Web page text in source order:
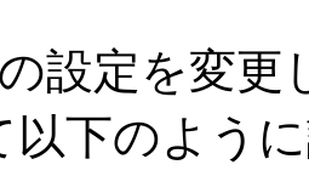
設定を変
以下のよう